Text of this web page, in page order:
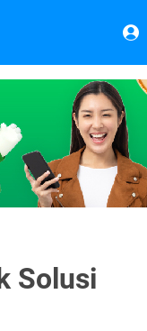
Solusi